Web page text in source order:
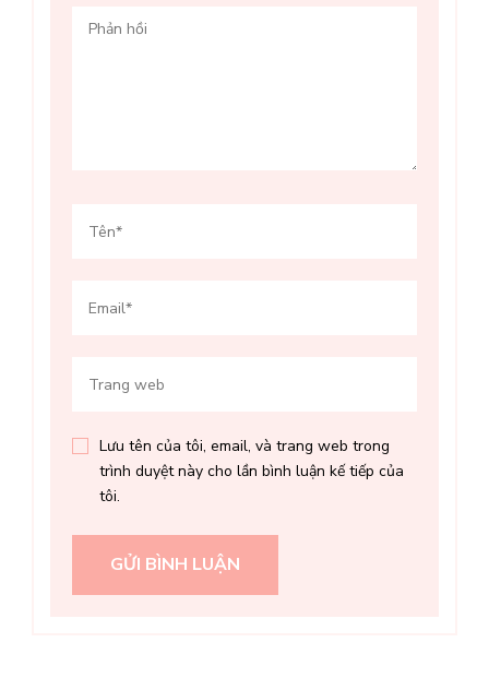
Lưu tên của tôi, email, và trang web trong
trình duyệt này cho lần bình luận kế tiếp của
tôi.